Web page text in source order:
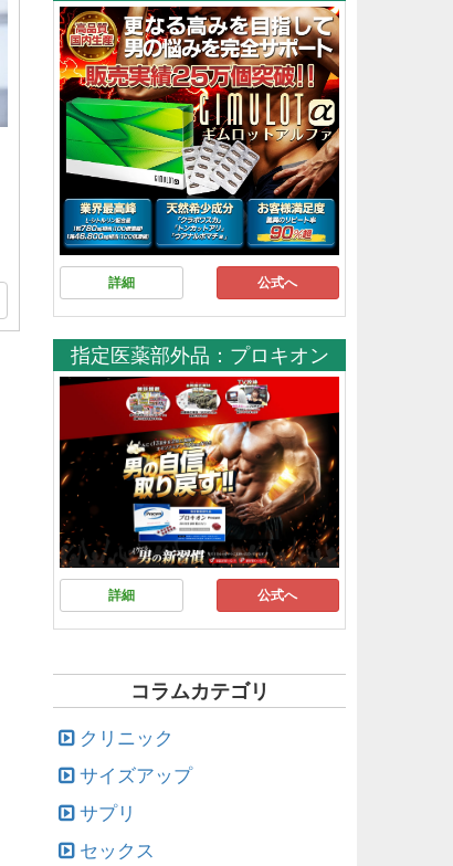
詳細 公式へ
指定医薬部外品：プロキオン
詳細 公式へ
コラムカテゴリ
クリニック
サイズアップ
サプリ
セックス